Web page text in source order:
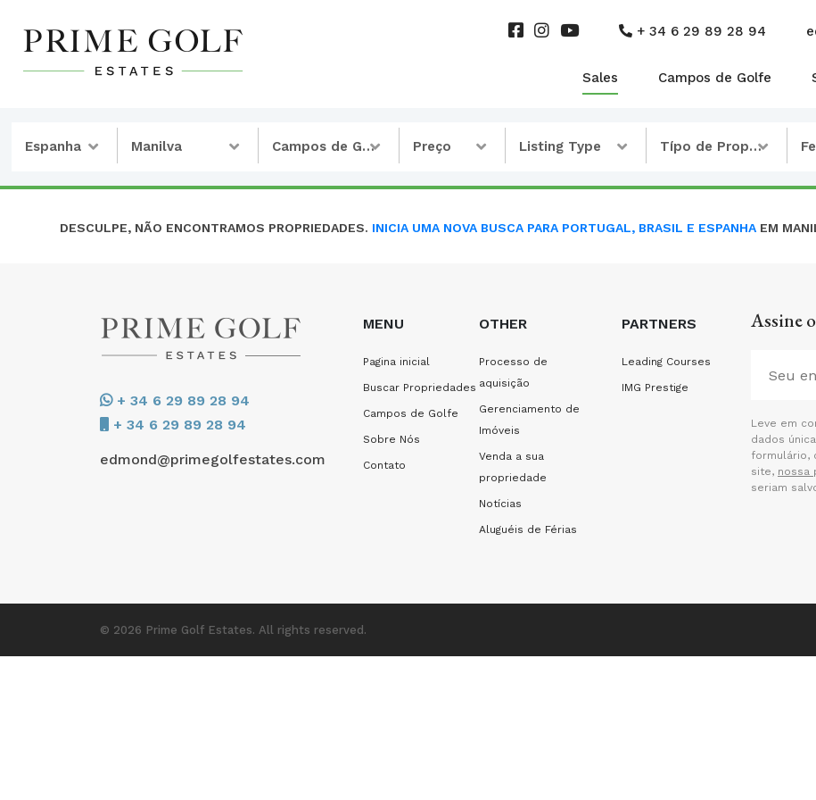
+ 34 6 29 89 28 94
Sales Campos de Golfe
Espanha Manilva Campos de Golfe Preço Listing Type Típo de Propriedade
DESCULPE, NÃO ENCONTRAMOS PROPRIEDADES. INICIA UMA NOVA BUSCA PARA PORTUGAL, BRASIL E ESPANHA EM
+ 34 6 29 89 28 94
+ 34 6 29 89 28 94
edmond@primegolfestates.com
MENU
Pagina inicial
Buscar Propriedades
Campos de Golfe
Sobre Nós
Contato
OTHER
Processo de
aquisição
Gerenciamento de
Imóveis
Venda a sua
propriedade
Notícias
Aluguéis de Férias
PARTNERS
Leading Courses
IMG Prestige
Assine
Leve em
dados
formulário,
site, nossa
seriam
© 2026 Prime Golf Estates. All rights reserved.